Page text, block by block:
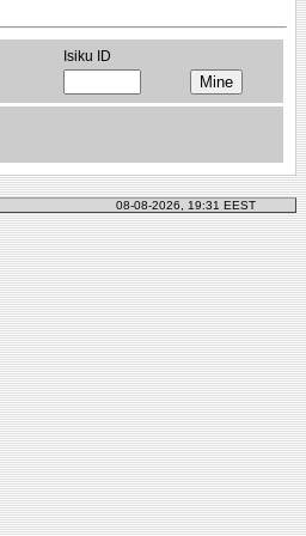
Isiku ID
08-08-2026, 19:31 EEST